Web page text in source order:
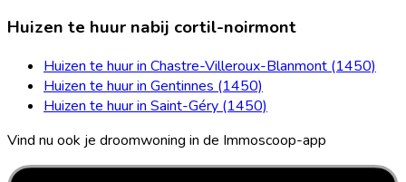
Huizen te huur nabij cortil-noirmont
Huizen te huur in Chastre-Villeroux-Blanmont (1450)
Huizen te huur in Gentinnes (1450)
Huizen te huur in Saint-Géry (1450)
Vind nu ook je droomwoning in de Immoscoop-app